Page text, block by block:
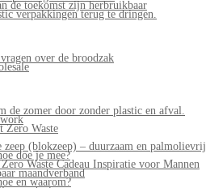
de toekomst zijn herbruikbaar
verpakkingen terug te dringen.
over de broodzak
de zomer door zonder plastic en afval.
Zero Waste
zeep (blokzeep) – duurzaam en palmolievrij
doe je mee?
Waste Cadeau Inspiratie voor Mannen
maandverband
en waarom?